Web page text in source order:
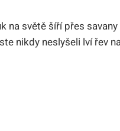
na světě šíří přes
nikdy neslyšeli lví řev